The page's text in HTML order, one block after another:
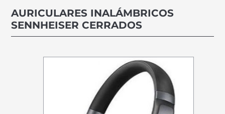
AURICULARES INALÁMBRICOS
SENNHEISER CERRADOS